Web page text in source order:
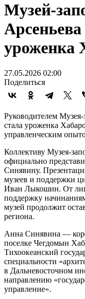
Музей-
уроженка
27.05.2026 02:00
Поделиться
Руководителем
стала уроженка
управленческим
Коллективу Музея-
официально
Синявину.
музеев и поддержки
Иван Лыкошин. От
поддержку
музей продолжит
региона.
Анна Синявина —
поселке Чегдомын
Тихоокеанский
специальности
в Дальневосточном
направлению
управление».